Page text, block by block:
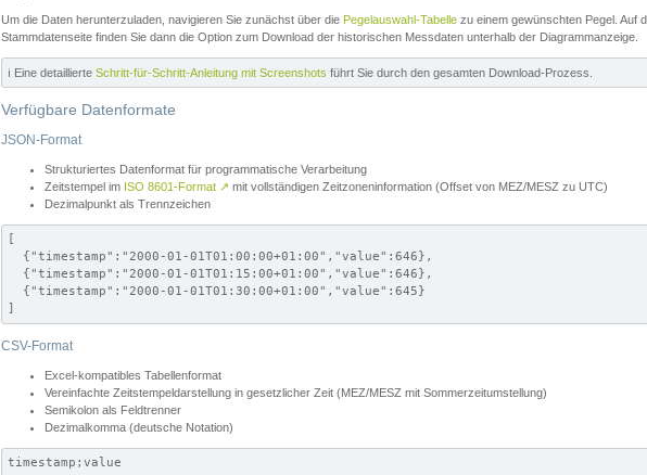
Um die Daten herunterzuladen, navigieren Sie zunächst über die Pegelauswahl-Tabelle zu einem gewünschten Pegel. Auf
Stammdatenseite finden Sie dann die Option zum Download der historischen Messdaten unterhalb der Diagrammanzeige.
ℹ️ Eine detaillierte Schritt-für-Schritt-Anleitung mit Screenshots führt Sie durch den gesamten Download-Prozess.
Verfügbare Datenformate
JSON-Format
Strukturiertes Datenformat für programmatische Verarbeitung
Zeitstempel im ISO 8601-Format ↗ mit vollständigen Zeitzoneninformation (Offset von MEZ/MESZ zu UTC)
Dezimalpunkt als Trennzeichen
[
  {"timestamp":"2000-01-01T01:00:00+01:00","value":646},
  {"timestamp":"2000-01-01T01:15:00+01:00","value":646},
  {"timestamp":"2000-01-01T01:30:00+01:00","value":645}
]
CSV-Format
Excel-kompatibles Tabellenformat
Vereinfachte Zeitstempeldarstellung in gesetzlicher Zeit (MEZ/MESZ mit Sommerzeitumstellung)
Semikolon als Feldtrenner
Dezimalkomma (deutsche Notation)
timestamp;value